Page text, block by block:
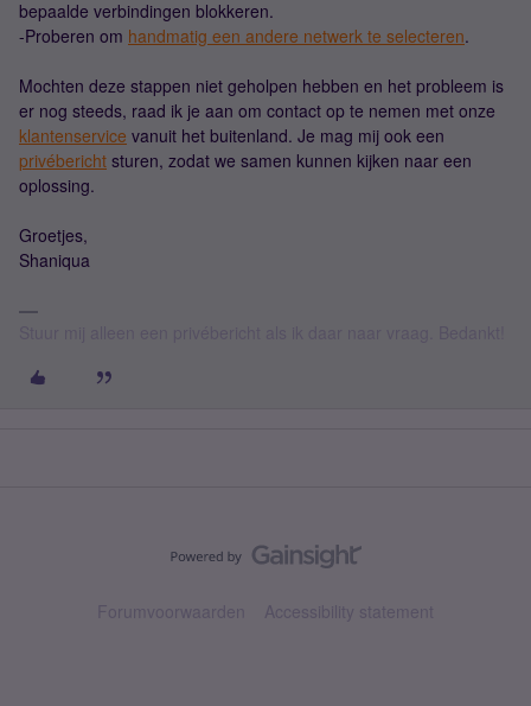
bepaalde verbindingen blokkeren.
-Proberen om handmatig een andere netwerk te selecteren.
Mochten deze stappen niet geholpen hebben en het probleem is
er nog steeds, raad ik je aan om contact op te nemen met onze
klantenservice vanuit het buitenland. Je mag mij ook een
privébericht sturen, zodat we samen kunnen kijken naar een
oplossing.
Groetjes,
Shaniqua
Forumvoorwaarden Accessibility statement